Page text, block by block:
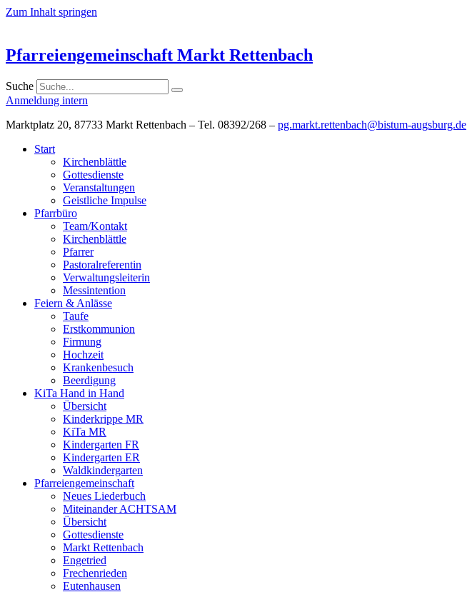
Zum Inhalt springen
Pfarreiengemeinschaft Markt Rettenbach
Suche
Anmeldung intern
Marktplatz 20, 87733 Markt Rettenbach – Tel. 08392/268 – pg.markt.rettenbach@bistum-augsburg.de
Start
Kirchenblättle
Gottesdienste
Veranstaltungen
Geistliche Impulse
Pfarrbüro
Team/Kontakt
Kirchenblättle
Pfarrer
Pastoralreferentin
Verwaltungsleiterin
Messintention
Feiern & Anlässe
Taufe
Erstkommunion
Firmung
Hochzeit
Krankenbesuch
Beerdigung
KiTa Hand in Hand
Übersicht
Kinderkrippe MR
KiTa MR
Kindergarten FR
Kindergarten ER
Waldkindergarten
Pfarreiengemeinschaft
Neues Liederbuch
Miteinander ACHTSAM
Übersicht
Gottesdienste
Markt Rettenbach
Engetried
Frechenrieden
Eutenhausen